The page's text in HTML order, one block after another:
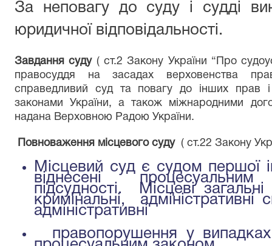
За неповагу до суду і судді
юридичної відповідальності.
Завдання суду ( ст.2 Закону України “Про
правосуддя на засадах верховенства
справедливий суд та повагу до інших прав і
законами України, а також міжнародними
надана Верховною Радою України.
Повноваження місцевого суду( ст.22 Закону
Місцевий суд є судом першої
віднесені
підсудності. Місцеві
кримінальні,
адміністративні
правопорушення у